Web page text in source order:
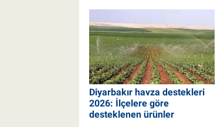
Diyarbakır havza destekleri
2026: İlçelere göre
desteklenen ürünler